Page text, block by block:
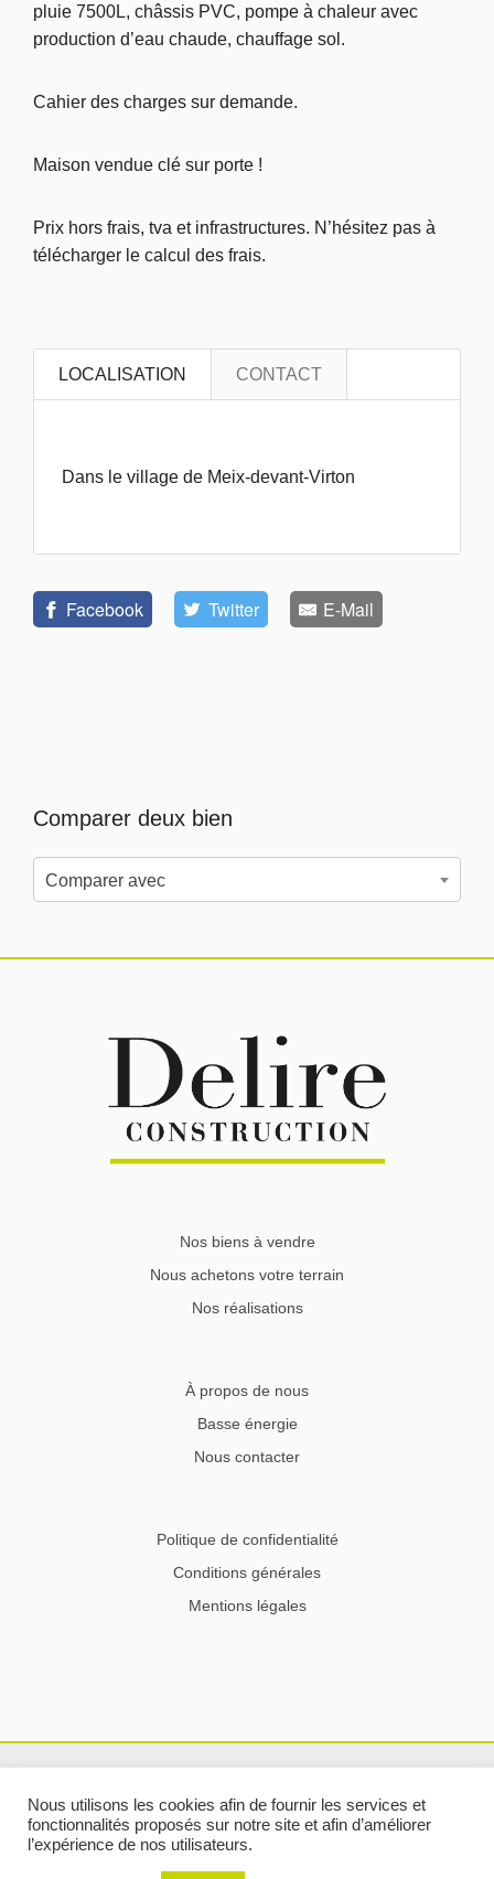
pluie 7500L, châssis PVC, pompe à chaleur avec
production d’eau chaude, chauffage sol.
Cahier des charges sur demande.
Maison vendue clé sur porte !
Prix hors frais, tva et infrastructures. N’hésitez pas à
télécharger le calcul des frais.
LOCALISATION CONTACT
Dans le village de Meix-devant-Virton
Facebook Twitter E-Mail
Comparer deux bien
Comparer avec
Nos biens à vendre
Nous achetons votre terrain
Nos réalisations
À propos de nous
Basse énergie
Nous contacter
Politique de confidentialité
Conditions générales
Mentions légales
Copyright © 2024 delire-construction.be
Nous utilisons les cookies afin de fournir les services et
fonctionnalités proposés sur notre site et afin d’améliorer
l’expérience de nos utilisateurs.